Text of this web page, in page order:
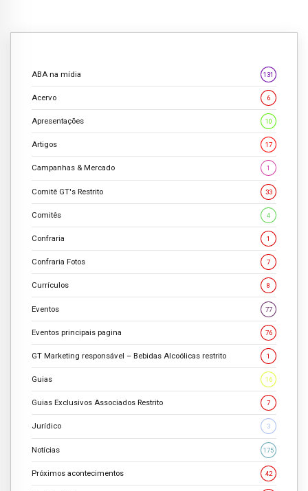
ABA na mídia 131
Acervo 6
Apresentações 10
Artigos 17
Campanhas & Mercado 1
Comitê GT's Restrito 33
Comitês 4
Confraria 1
Confraria Fotos 7
Currículos 8
Eventos 77
Eventos principais pagina 76
GT Marketing responsável – Bebidas Alcoólicas restrito 1
Guias 16
Guias Exclusivos Associados Restrito 7
Jurídico 3
Notícias 175
Próximos acontecimentos 42